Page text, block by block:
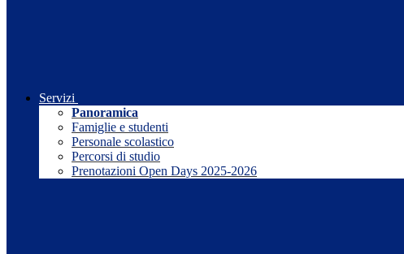
Servizi
Panoramica
Famiglie e studenti
Personale scolastico
Percorsi di studio
Prenotazioni Open Days 2025-2026